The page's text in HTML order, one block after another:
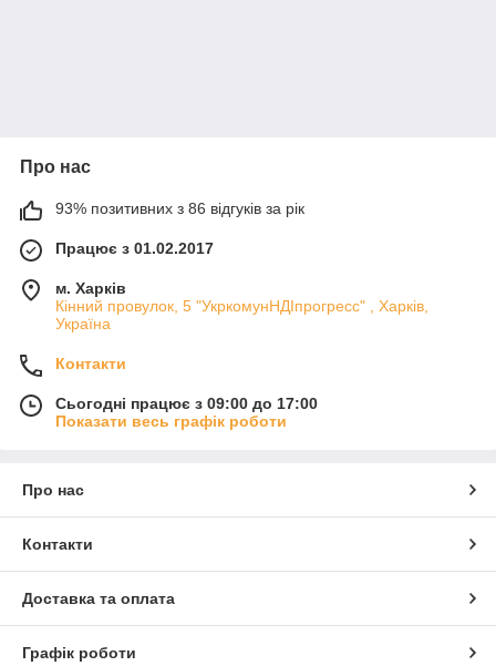
Про нас
93% позитивних з 86 відгуків за рік
Працює з 01.02.2017
м. Харків
Кінний провулок, 5 "УкркомунНДІпрогресс" , Харків,
Україна
Контакти
Сьогодні працює з 09:00 до 17:00
Показати весь графік роботи
Про нас
Контакти
Доставка та оплата
Графік роботи